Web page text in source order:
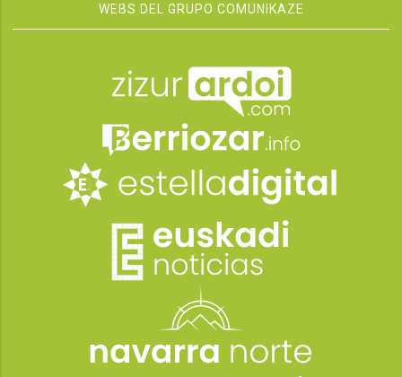
WEBS DEL GRUPO COMUNIKAZE